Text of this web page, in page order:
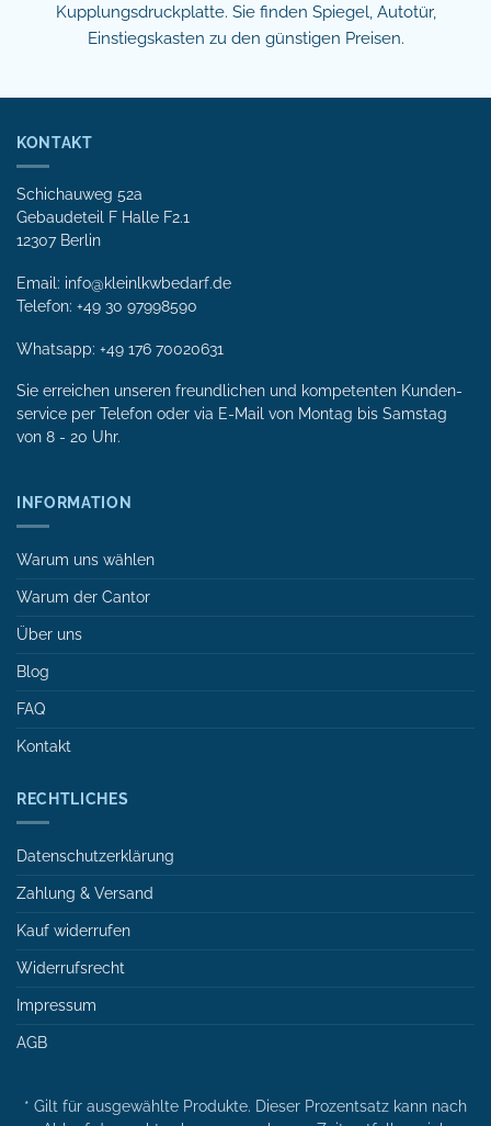
Kupplungsdruckplatte. Sie finden Spiegel, Autotür,
Einstiegskasten zu den günstigen Preisen.
KONTAKT
Schichauweg 52a
Gebaudeteil F Halle F2.1
12307 Berlin
Email: info@kleinlkwbedarf.de
Telefon: +49 30 97998590
Whatsapp: +49 176 70020631
Sie erreichen unseren freundlichen und kompetenten Kunden­
service per Tele­fon oder via E-Mail von Mon­tag bis Samstag
von 8 - 20 Uhr.
INFORMATION
Warum uns wählen
Warum der Cantor
Über uns
Blog
FAQ
Kontakt
RECHTLICHES
Datenschutzerklärung
Zahlung & Versand
Kauf widerrufen
Widerrufsrecht
Impressum
AGB
* Gilt für ausgewählte Produkte. Dieser Prozentsatz kann nach